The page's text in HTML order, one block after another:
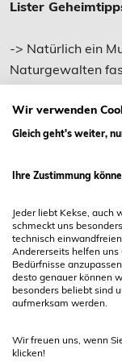
Lister
-> Natürlich ein
Naturgewalten
360-Grad-Kino
nicht verstanden.
mindestens
dazu.
-> Passen Sie die
Wenn elegante
Sehleutetag!
Wir verwenden
Gleich geht's weiter,
Ihre Zustimmung
Jeder liebt Kekse, auch
schmeckt uns
technisch
Andererseits helfen uns
Bedürfnisse
desto genauer können
besonders beliebt sind
aufmerksam werden.
Wir freuen uns, wenn
klicken!